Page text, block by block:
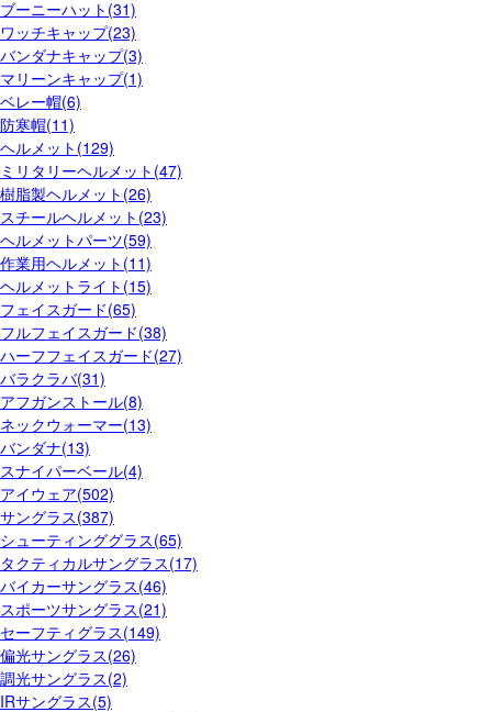
ブーニーハット(31)
ワッチキャップ(23)
バンダナキャップ(3)
マリーンキャップ(1)
ベレー帽(6)
防寒帽(11)
ヘルメット(129)
ミリタリーヘルメット(47)
樹脂製ヘルメット(26)
スチールヘルメット(23)
ヘルメットパーツ(59)
作業用ヘルメット(11)
ヘルメットライト(15)
フェイスガード(65)
フルフェイスガード(38)
ハーフフェイスガード(27)
バラクラバ(31)
アフガンストール(8)
ネックウォーマー(13)
バンダナ(13)
スナイパーベール(4)
アイウェア(502)
サングラス(387)
シューティンググラス(65)
タクティカルサングラス(17)
バイカーサングラス(46)
スポーツサングラス(21)
セーフティグラス(149)
偏光サングラス(26)
調光サングラス(2)
IRサングラス(5)